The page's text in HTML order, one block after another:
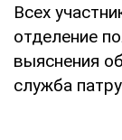
Всех
отделение
выяснения
служба